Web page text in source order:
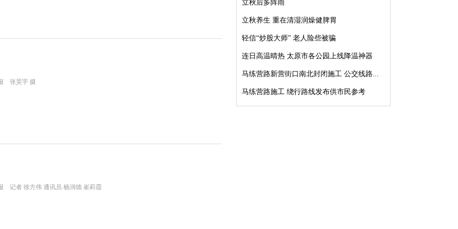
张昊宇 摄
者 徐方伟 通讯员 杨润德 崔莉霞
立秋后多阵雨
立秋养生 重在清湿润燥健脾胃
轻信“炒股大师” 老人险些被骗
连日高温晴热 太原市各公园上线降温神器
马练营路新营街口南北封闭施工 公交线路...
马练营路施工 绕行路线发布供市民参考